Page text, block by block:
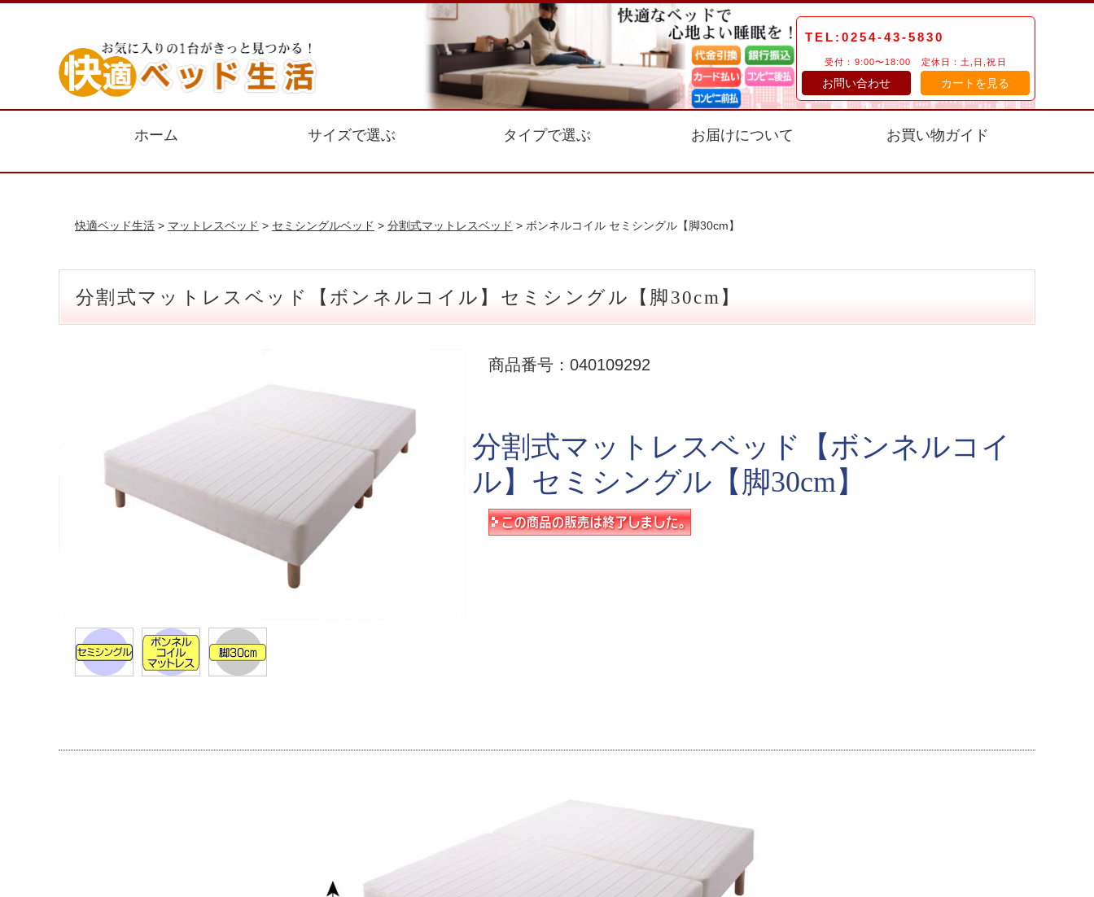
TEL:0254-43-5830
受付：9:00〜18:00 定休日：土,日,祝日
お問い合わせ カートを見る
ホーム サイズで選ぶ タイプで選ぶ お届けについて お買い物ガイド
快適ベッド生活 > マットレスベッド > セミシングルベッド > 分割式マットレスベッド > ボンネルコイル セミシングル【脚30cm】
分割式マットレスベッド【ボンネルコイル】セミシングル【脚30cm】
商品番号：040109292
分割式マットレスベッド【ボンネルコイ
ル】セミシングル【脚30cm】